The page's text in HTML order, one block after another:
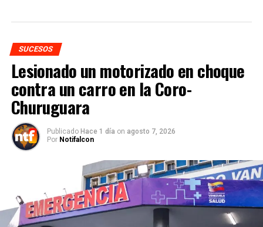
SUCESOS
Lesionado un motorizado en choque
contra un carro en la Coro-
Churuguara
Publicado Hace 1 día on agosto 7, 2026
Por Notifalcon